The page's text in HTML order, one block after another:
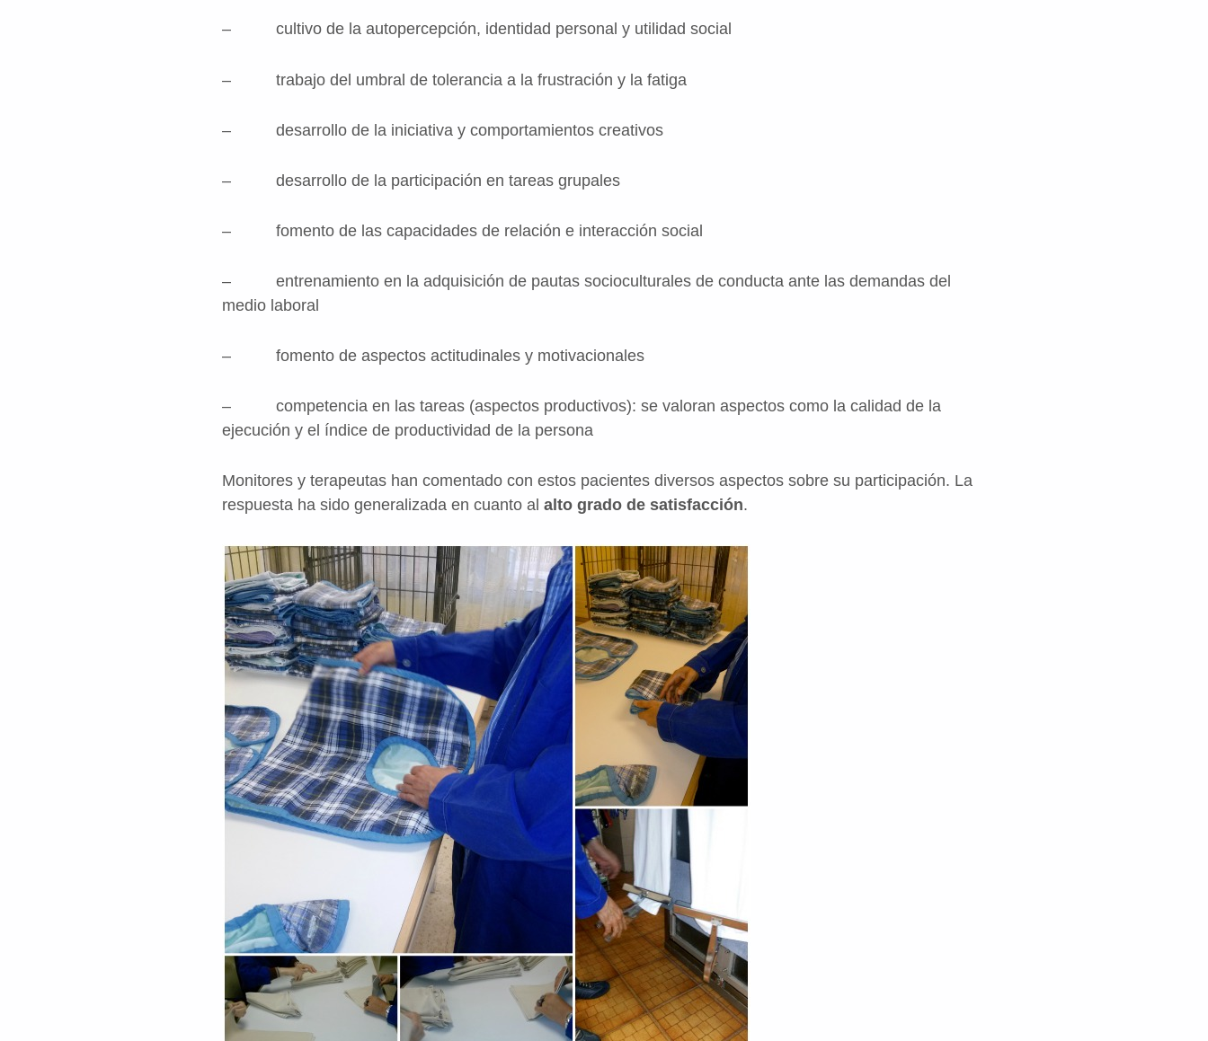
– cultivo de la autopercepción, identidad personal y utilidad social
– trabajo del umbral de tolerancia a la frustración y la fatiga
– desarrollo de la iniciativa y comportamientos creativos
– desarrollo de la participación en tareas grupales
– fomento de las capacidades de relación e interacción social
– entrenamiento en la adquisición de pautas socioculturales de conducta ante las demandas del
medio laboral
– fomento de aspectos actitudinales y motivacionales
– competencia en las tareas (aspectos productivos): se valoran aspectos como la calidad de la
ejecución y el índice de productividad de la persona
Monitores y terapeutas han comentado con estos pacientes diversos aspectos sobre su participación. La
respuesta ha sido generalizada en cuanto al alto grado de satisfacción.